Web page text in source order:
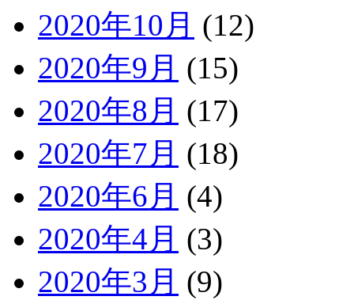
2020年10月 (12)
2020年9月 (15)
2020年8月 (17)
2020年7月 (18)
2020年6月 (4)
2020年4月 (3)
2020年3月 (9)